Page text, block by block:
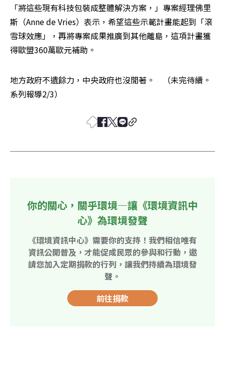
「將這些現有科技包裝成整體解決方案，」專案經理佛里
斯（Anne de Vries）表示，希望這些示範計畫能起到「滾
雪球效應」，再將專案成果推廣到其他離島，這項計畫獲
得歐盟360萬歐元補助。
地方政府不遺餘力，中央政府也沒閒著。　（未完待續。
系列報導2/3）
你的關心，關乎環境—讓《環境資訊中
心》為環境發聲
《環境資訊中心》需要你的支持！我們相信唯有
資訊公開普及，才能促成民眾的參與和行動，邀
請您加入定期捐款的行列，讓我們持續為環境發
聲。
前往捐款